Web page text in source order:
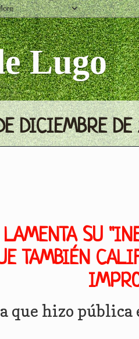
Lugo
DICIEMBRE DE
SU
TAMBIÉN
que hizo